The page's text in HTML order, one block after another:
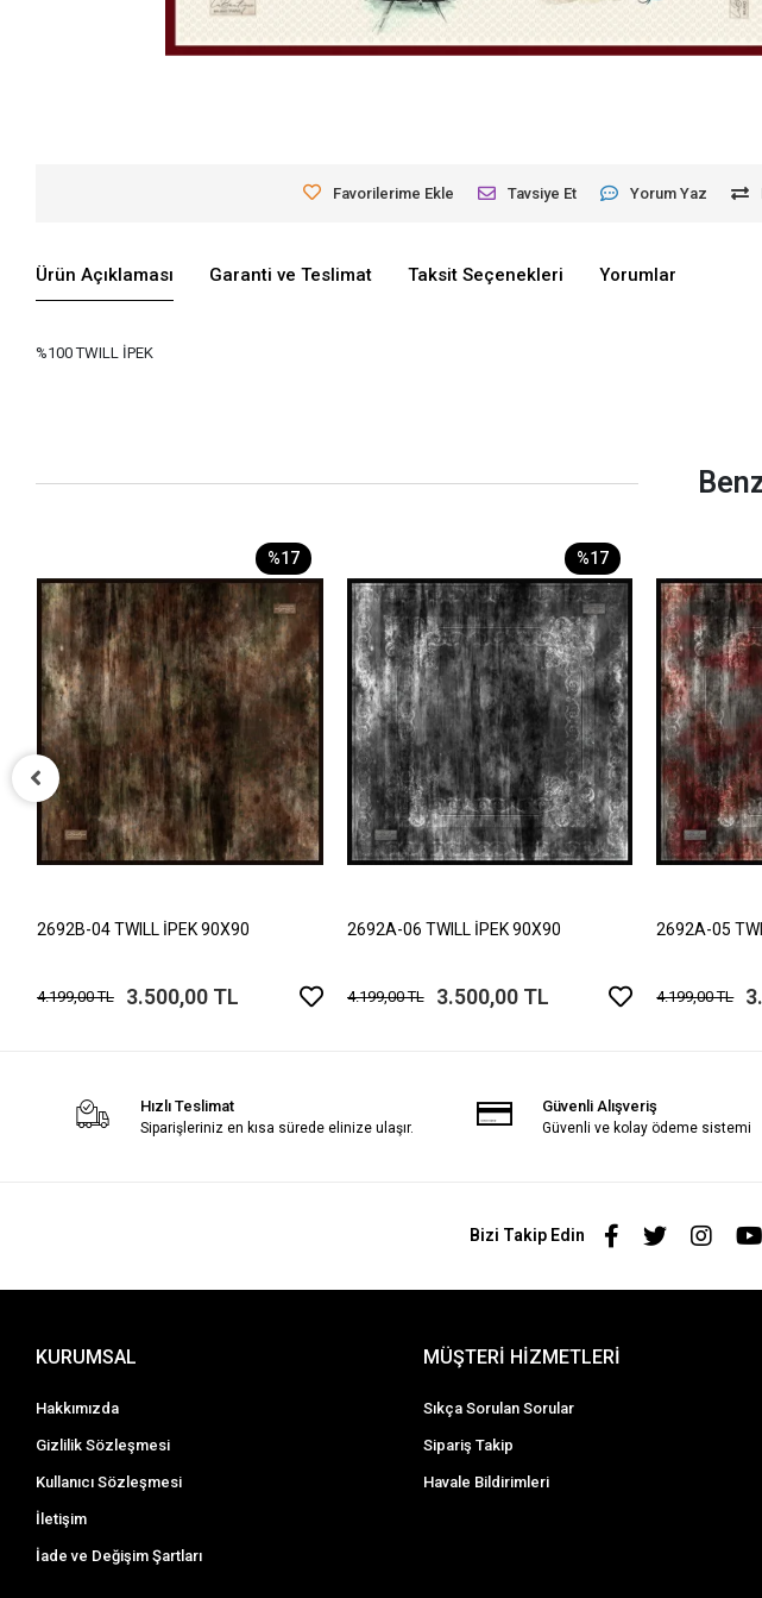
Favorilerime Ekle Tavsiye Et Yorum Yaz
Ürün Açıklaması Garanti ve Teslimat Taksit Seçenekleri Yorumlar
%100 TWILL İPEK
%17
2692B-04 TWILL İPEK 90X90
4.199,00 TL 3.500,00 TL
%17
2692A-06 TWILL İPEK 90X90
4.199,00 TL 3.500,00 TL
2692A-05
4.199,00 TL
Hızlı Teslimat
Siparişleriniz en kısa sürede elinize ulaşır.
Güvenli Alışveriş
Güvenli ve kolay ödeme sistemi
Bizi Takip Edin
KURUMSAL
Hakkımızda
Gizlilik Sözleşmesi
Kullanıcı Sözleşmesi
İletişim
İade ve Değişim Şartları
MÜŞTERİ HİZMETLERİ
Sıkça Sorulan Sorular
Sipariş Takip
Havale Bildirimleri